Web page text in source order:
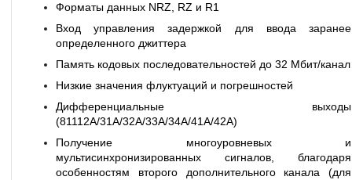
Форматы данных NRZ, RZ и R1
Вход управления задержкой для ввода заранее
определенного джиттера
Память кодовых последовательностей до 32 Мбит/канал
Низкие значения флуктуаций и погрешностей
Дифференциальные выходы
(81112А/31А/32А/33А/34А/41А/42А)
Получение многоуровневых и
мультисинхронизированных сигналов, благодаря
особенностям второго дополнительного канала (для